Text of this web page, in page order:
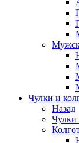
Чулки и
Назад
Чулки